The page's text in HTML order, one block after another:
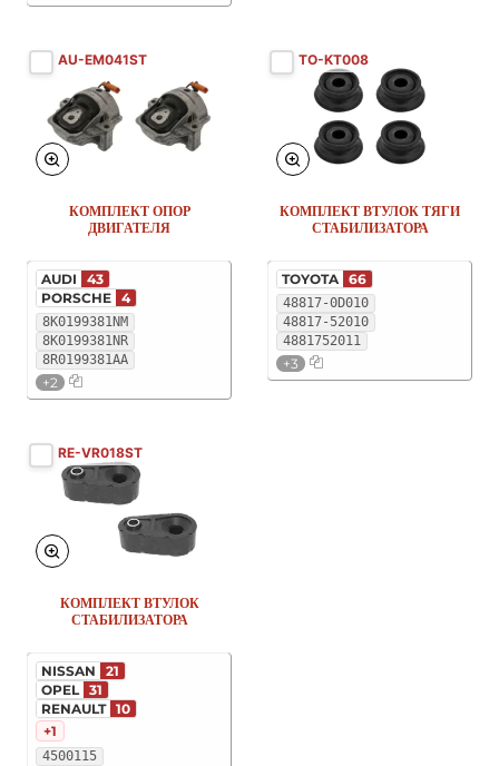
AU-EM041ST
8K0199381NM
8K0199381NR
8R0199381AA
+2
AUDI
43
PORSCHE 4
КОМПЛЕКТ ОПОР
ДВИГАТЕЛЯ
TO-KT008
48817-0D010
48817-52010
4881752011
+3
TOYOTA 66
КОМПЛЕКТ ВТУЛОК ТЯГИ
СТАБИЛИЗАТОРА
RE-VR018ST
4500115
NISSAN
21
OPEL 31
RENAULT 10
+1
КОМПЛЕКТ ВТУЛОК
СТАБИЛИЗАТОРА